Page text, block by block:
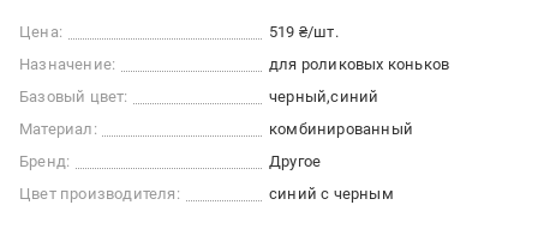
Цена:
519 ₴/шт.
Назначение:
для роликовых коньков
Базовый цвет:
черный синий
Материал:
комбинированный
Бренд:
Другое
Цвет производителя:
синий с черным